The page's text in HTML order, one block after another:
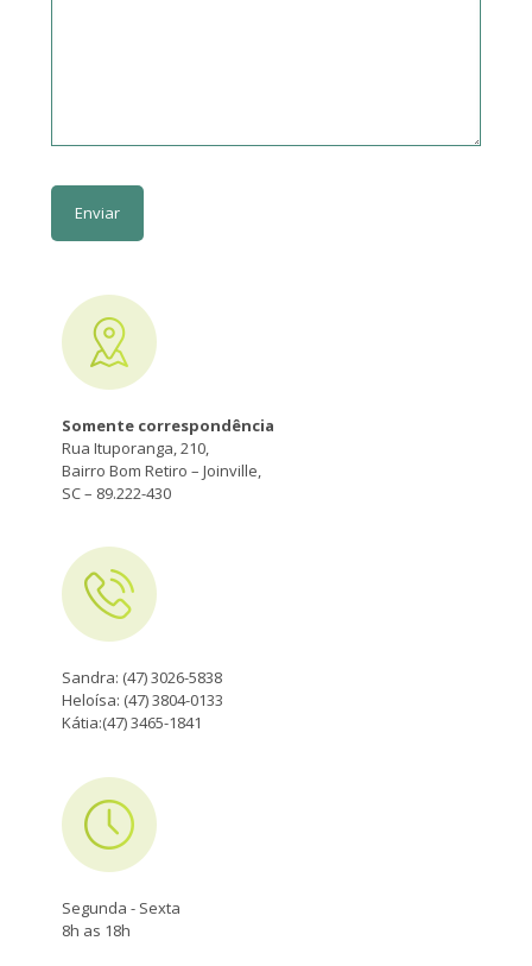
Somente correspondência
Rua Ituporanga, 210,
Bairro Bom Retiro – Joinville,
SC – 89.222-430
Sandra: (47) 3026-5838
Heloísa: (47) 3804-0133
Kátia:(47) 3465-1841
Segunda - Sexta
8h as 18h